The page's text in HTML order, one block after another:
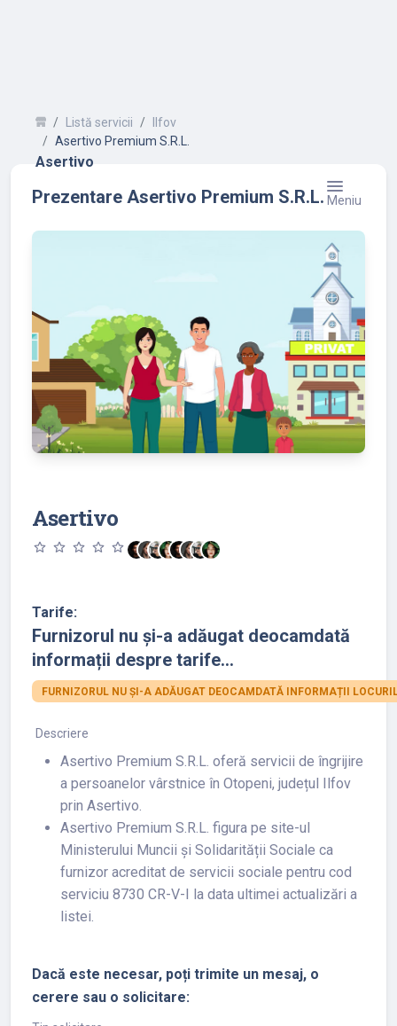
Listă servicii
Ilfov
Asertivo Premium S.R.L.
Asertivo
Meniu
Prezentare Asertivo Premium S.R.L.
Asertivo
star_outline star_outline star_outline star_outline star_outline
Tarife:
Furnizorul nu și-a adăugat deocamdată
informații despre tarife...
FURNIZORUL NU ȘI-A ADĂUGAT DEOCAMDATĂ INFORMAȚII
Descriere
Asertivo Premium S.R.L. oferă servicii de îngrijire
a persoanelor vârstnice în Otopeni, județul Ilfov
prin Asertivo.
Asertivo Premium S.R.L. figura pe site-ul
Ministerului Muncii și Solidarității Sociale ca
furnizor acreditat de servicii sociale pentru cod
serviciu 8730 CR-V-I la data ultimei actualizări a
listei.
Dacă este necesar, poți trimite un mesaj, o
cerere sau o solicitare: